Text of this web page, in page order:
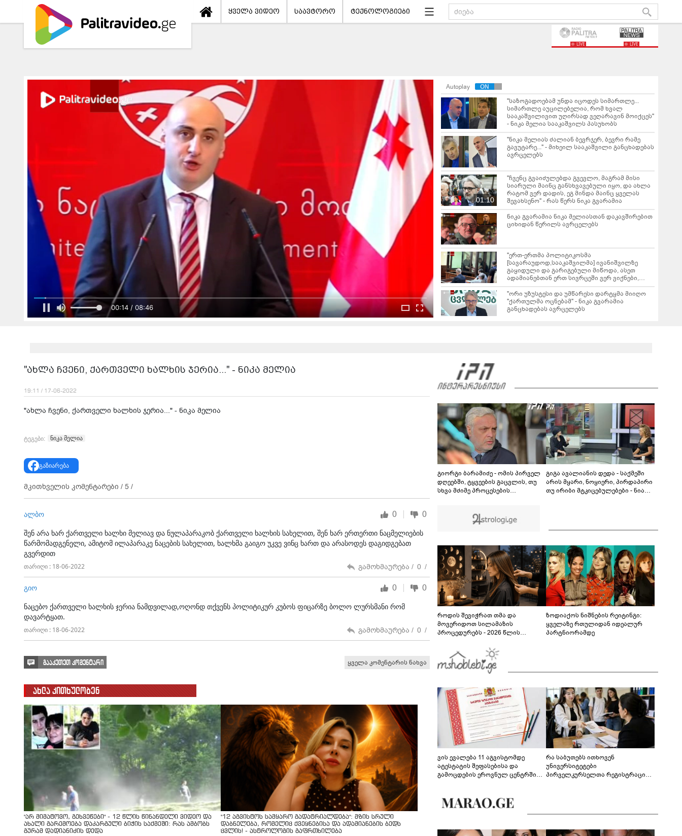
ყველა ვიდეო საავტორო ტექნოლოგიები
LIVE LIVE
00:16 / 08:46
Autoplay
"საზოგადოებამ უნდა იცოდეს სიმართლე...
სიმართლე აუცილებელია, რომ ხვალ
სააკაშვილივით უღირსად ვეღარავინ მოიქცეს"
- ნიკა მელია სააკაშვილს პასუხობს
"ნიკა მელიას ძალიან ბევრჯერ, ბევრი რამე
გავუტარე..." - მიხეილ სააკაშვილი განცხადებას
ავრცელებს
01:10
"ჩვენც გვაიძულებდა გვევლო, მაგრამ მისი
სიარული მაინც განსხვავებული იყო, და ახლა
რატომ ვერ დადის, ეგ მინდა მაინც ყველას
შევახსენო" - რას წერს ნიკა გვარამია
ნიკა გვარამია ნიკა მელიასთან დაკავშირებით
ციხიდან წერილს ავრცელებს
"ერთ-ერთმა პოლიტიკოსმა
[სავარაუდოდ,სააკაშვილმა] ივანიშვილზე
გაყიდული და გარიგებული მიწოდა, ასეთ
ადამიანებთან ერთ სივრცეში ვერ ვიქნები,
ბევრი მაქვს სათქმელი კონკრეტული ფაქტებით
და თავს ვიკავებ" - რას აცხადებს ნიკა მელია?
"ორი უზუსტესი და უმწარესი დარტყმა მიიღო
"ქართულმა ოცნებამ" - ნიკა გვარამია
განცხადებას ავრცელებს
01:39
რას ამბობს გიორგი ყიფშიძე თელავში,
ქორწილის მიმდინარეობისას მომხდარ
ინციდენტზე?
04:20
"თელავის ერთ-ერთ სასტუმროში მომხდარ
ინციდენტში მონაწილე ქალების მიმართ ამ
ეტაპზე ქვეყნიდან გაუსვლელობის
გადაწყვეტილება მიღებული არ არის" -
პროკურორი
"ახლა ჩვენი, ქართველი ხალხის ჯერია..." - ნიკა მელია
19:11 / 17-06-2022
"ახლა ჩვენი, ქართველი ხალხის ჯერია..." - ნიკა მელია
ტეგები: ნიკა მელია
გაზიარება
მკითხველის კომენტარები / 5 /
ალბო 0 0
შენ არა ხარ ქართველი ხალხი მელიავ და ნულაპარაკობ ქართველი ხალხის სახელით, შენ ხარ ერთერთი ნაცმელიების
წარმომადგენელი, ამიტომ ილაპარაკე ნაცების სახელით, ხალხმა გაიგო უკვე ვინც ხართ და არასოდეს დაგიდგებათ
გვერდით
თარიღი : 18-06-2022 გამოხმაურება / 0 /
გიო 0 0
ნაცებო ქართველი ხალხის ჯერია ნამდვილად,ოღონდ თქვენს პოლიტიკურ კუბოს ფიცარზე ბოლო ლურსმანი რომ
დავარტყათ.
თარიღი : 18-06-2022 გამოხმაურება / 0 /
გააკეთეთ კომენტარი ყველა კომენტარის ნახვა
ახლა კითხულობენ
"არ მიმატოვო, გეხვეწები" - 12 წლის წინანდელი ვიდეო და
ახალი გარემოება დაკარგული ბიჭის საქმეში: რას ამბობს
გურამ დადიანიძის დედა
"12 აგვისტოს სამყარო გადატრიალდება": მზის სრული
დაბნელება, რომელიც ქვეყნებისა და ადამიანების ბედს
ცვლის! - ასტროლოგის გაფრთხილება
გიორგი ბარამიძე - ომის პირველ
დღეებში, ტყვეების გაცვლის, თუ
სხვა მძიმე პროცესების
მითქვამს, რომ ჩვენები
ხელებაწეულს ან დატყვევებულს
ვიცი
გიგა ავალიანის დედა - საქმეში
არის მყარი, ნოყიერი, პირდაპირი
თუ ირიბი მტკიცებულებები - ნია
როდის შევიჭრათ თმა და
მოვერიდოთ სილამაზის
პროცედურებს - 2026 წლის
გზამკვლევი
ზოდიაქოს ნიშნების რეიტინგი:
ყველაზე რთულიდან იდეალურ
პარტნიორამდე
ვის ევალება 11 აგვისტომდე
ატესტატის შეფასებისა და
გამოცდების ეროვნულ ცენტრში
რა საბუთებს ითხოვენ
უნივერსიტეტები
პირველკურსელთა რეგისტრაციის